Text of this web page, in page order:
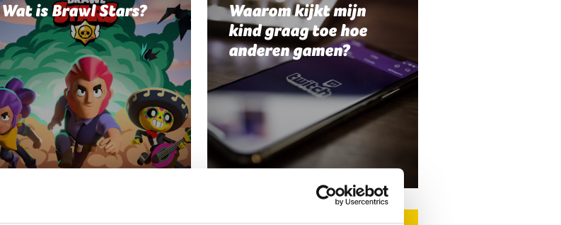
Wat is Brawl Stars?
Waarom kijkt mijn
kind graag toe hoe
anderen gamen?